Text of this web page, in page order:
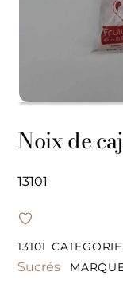
Noix de
13101
13101
Sucrés